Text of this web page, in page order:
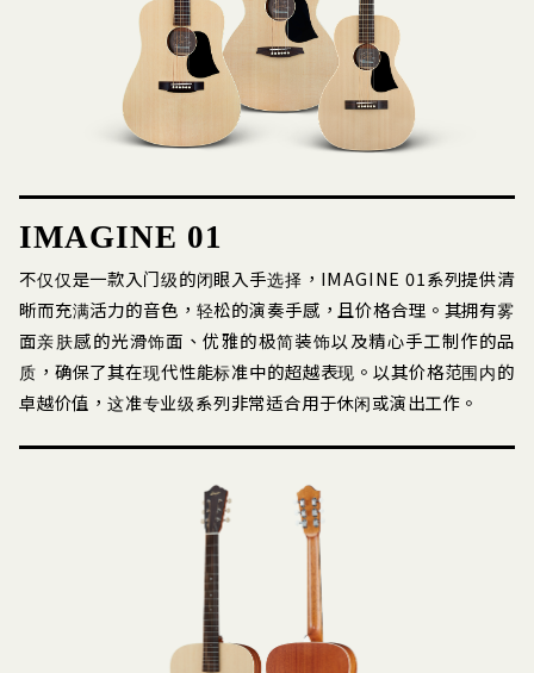
IMAGINE 01
不仅仅是一款入门级的闭眼入手选择，IMAGINE 01系列提供清
晰而充满活力的音色，轻松的演奏手感，且价格合理。其拥有雾
面亲肤感的光滑饰面、优雅的极简装饰以及精心手工制作的品
质，确保了其在现代性能标准中的超越表现。以其价格范围内的
卓越价值，这准专业级系列非常适合用于休闲或演出工作。